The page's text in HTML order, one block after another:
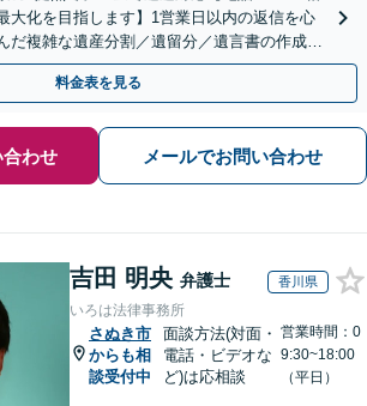
大化を目指します】1営業日以内の返信を心
だ複雑な遺産分割／遺留分／遺言書の作成・
任せください」【休日相談あり】
料金表を見る
わせ メールでお問い合わせ
吉田 明央 弁護士 香川県
いろは法律事務所
さぬき市
からも相
談受付中
面談方法(対面・
電話・ビデオな
ど)は応相談
営業時間：0
9:30~18:00
（平日）